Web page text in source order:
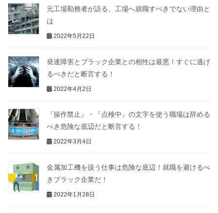
元工場勤務者が語る、工場へ就職すべきでない理由と
は
2022年5月22日
発達障害とブラック企業との相性は最悪！すぐに逃げ
るべきだと断言する！
2022年4月2日
『操作禁止』・『点検中』の文字を使う職場は辞める
べき危険な底辺だと断言する！
2022年3月4日
金属加工機を扱う仕事は危険な底辺！就職を避けるべ
きブラック企業だ！
2022年1月28日